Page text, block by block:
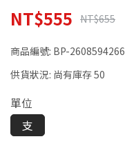
NT$555 NT$655
商品編號: BP-2608594266
供貨狀況: 尚有庫存 50
單位
支